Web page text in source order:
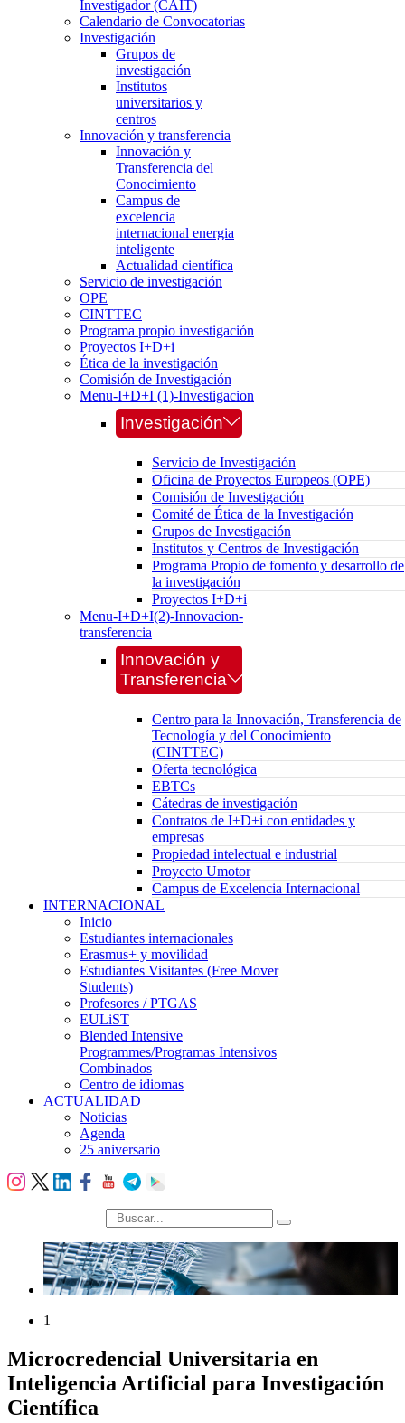
Investigador (CAIT)
Calendario de Convocatorias
Investigación
Grupos de
investigación
Institutos
universitarios y
centros
Innovación y transferencia
Innovación y
Transferencia del
Conocimiento
Campus de
excelencia
internacional energia
inteligente
Actualidad científica
Servicio de investigación
OPE
CINTTEC
Programa propio investigación
Proyectos I+D+i
Ética de la investigación
Comisión de Investigación
Menu-I+D+I (1)-Investigacion
Investigación
Servicio de Investigación
Oficina de Proyectos Europeos (OPE)
Comisión de Investigación
Comité de Ética de la Investigación
Grupos de Investigación
Institutos y Centros de Investigación
Programa Propio de fomento y desarrollo de
la investigación
Proyectos I+D+i
Menu-I+D+I(2)-Innovacion-
transferencia
Innovación y
Transferencia
Centro para la Innovación, Transferencia de
Tecnología y del Conocimiento
(CINTTEC)
Oferta tecnológica
EBTCs
Cátedras de investigación
Contratos de I+D+i con entidades y
empresas
Propiedad intelectual e industrial
Proyecto Umotor
Campus de Excelencia Internacional
INTERNACIONAL
Inicio
Estudiantes internacionales
Erasmus+ y movilidad
Estudiantes Visitantes (Free Mover
Students)
Profesores / PTGAS
EULiST
Blended Intensive
Programmes/Programas Intensivos
Combinados
Centro de idiomas
ACTUALIDAD
Noticias
Agenda
25 aniversario
búsqueda
1
Microcredencial Universitaria en
Inteligencia Artificial para Investigación
Científica